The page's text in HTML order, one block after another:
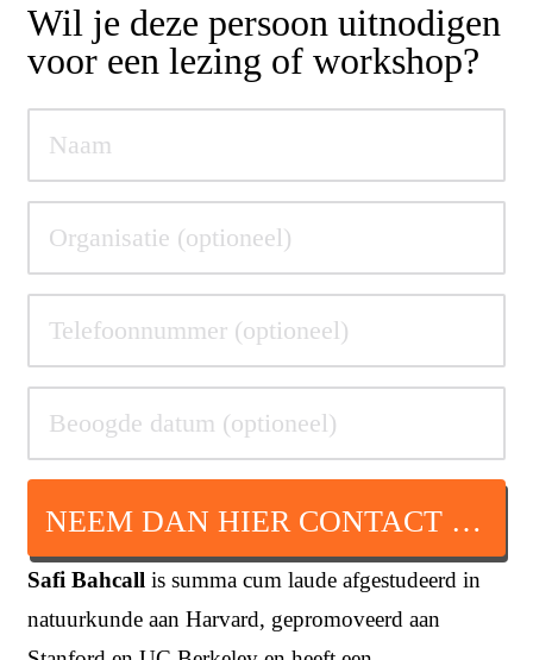
Wil je deze persoon uitnodigen
voor een lezing of workshop?
NEEM DAN HIER CONTACT OP
Safi Bahcall is summa cum laude afgestudeerd in
natuurkunde aan Harvard, gepromoveerd aan